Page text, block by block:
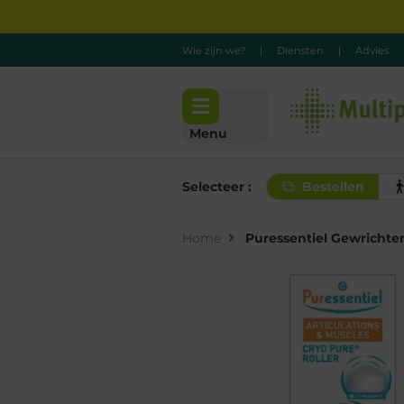
Wie zijn we? | Diensten | Advies
Menu
Selecteer : Bestellen
Home Puressentiel